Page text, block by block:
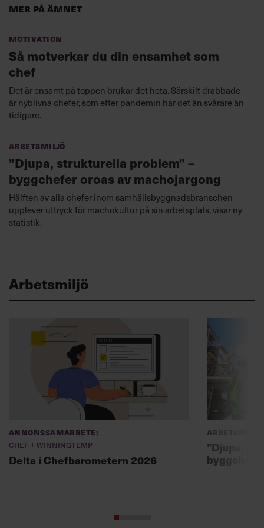
Mer på ämnet
Motivation
Så motverkar du din ensamhet som
chef
Det är ensamt på toppen brukar det heta. Särskilt drabbade
är nyblivna chefer, som efter pandemin har det än svårare än
tidigare.
Arbetsmiljö
”Djupa, strukturella problem” –
byggchefer oroas av machojargong
Hälften av alla chefer inom samhällsbyggnadsbranschen
upplever uttryck för machokultur på sin arbetsplats, visar ny
statistik.
Arbetsmiljö
Annonssamarbete:
Chef + Winningtemp
Delta i Chefbarometern 2026
Arbetsmiljö
”Djupa,